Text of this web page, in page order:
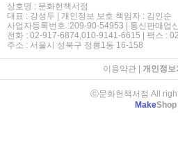
상호명 : 문화헌책서점
대표 : 강성두 | 개인정보 보호 책임자 : 김인순
사업자등록번호 :209-90-54953 | 통신판매업
전화 : 02-917-6874,010-9141-6615 | 팩스 :
주소 : 서울시 성북구 정릉1동 16-158
이용약관| 개인정보
ⓒ문화헌책서점 All
MakeShop